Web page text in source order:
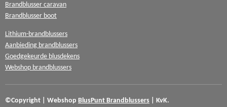
Brandblusser caravan
Brandblusser boot
Lithium-brandblussers
Aanbieding brandblussers
Goedgekeurde blusdekens
Webshop brandblussers
©Copyright Webshop BlusPunt Brandblussers
KvK.